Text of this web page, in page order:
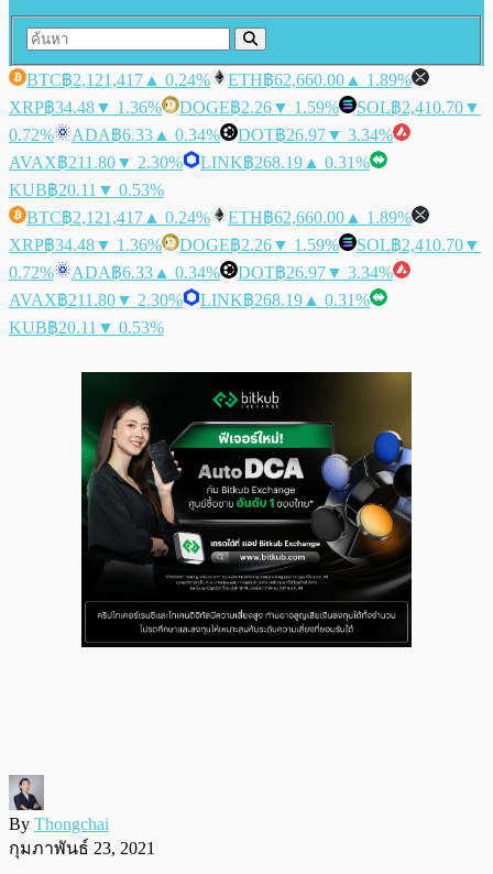
BTC฿2,121,417 ▲ 0.24% ETH฿62,660.00 ▲ 1.89%
XRP฿34.48▼ 1.36% DOGE฿2.26▼ 1.59% SOL฿2,410.70▼
0.72%
ADA฿6.33 ▲ 0.34% DOT฿26.97▼ 3.34%
AVAX฿211.80▼ 2.30% LINK฿268.19 ▲ 0.31%
KUB฿20.11 ▼ 0.53%
BTC฿2,121,417 ▲ 0.24% ETH฿62,660.00 ▲ 1.89%
XRP฿34.48▼ 1.36% DOGE฿2.26▼ 1.59% SOL฿2,410.70▼
0.72%
ADA฿6.33 ▲ 0.34% DOT฿26.97▼ 3.34%
AVAX฿211.80▼ 2.30% LINK฿268.19 ▲ 0.31%
KUB฿20.11 ▼ 0.53%
By Thongchai
กุมภาพันธ์ 23, 2021